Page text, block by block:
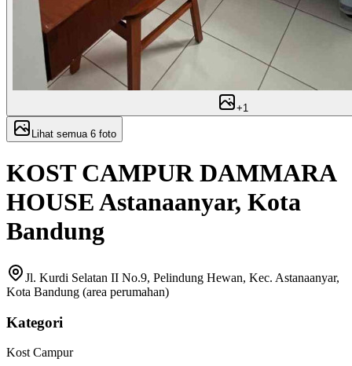
+1
Lihat semua 6 foto
KOST CAMPUR DAMMARA
HOUSE Astanaanyar, Kota
Bandung
Jl. Kurdi Selatan II No.9, Pelindung Hewan, Kec. Astanaanyar,
Kota Bandung (area perumahan)
Kategori
Kost Campur